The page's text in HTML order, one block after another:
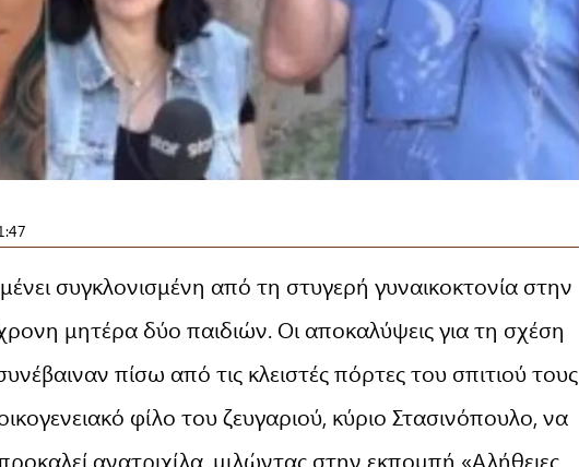
συγκλονισμένη από τη στυγερή γυναικοκτονία στην
μητέρα δύο παιδιών. Οι αποκαλύψεις για τη σχέση
πίσω από τις κλειστές πόρτες του σπιτιού τους
φίλο του ζευγαριού, κύριο Στασινόπουλο, να
ανατριχίλα, μιλώντας στην εκπομπή «Αλήθειες